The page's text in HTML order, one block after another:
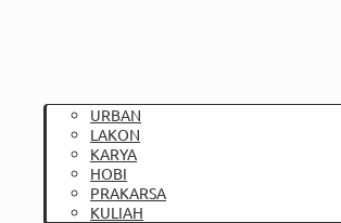
URBAN
LAKON
KARYA
HOBI
PRAKARSA
KULIAH